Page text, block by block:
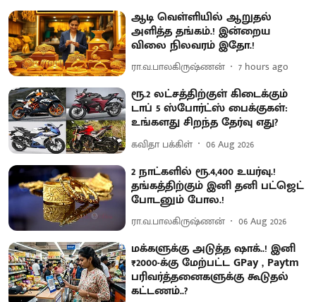
ஆடி வெள்ளியில் ஆறுதல்
அளித்த தங்கம்.! இன்றைய
விலை நிலவரம் இதோ.!
ரா.வ.பாலகிருஷ்ணன் 7 hours ago
ரூ.2 லட்சத்திற்குள் கிடைக்கும்
டாப் 5 ஸ்போர்ட்ஸ் பைக்குகள்:
உங்களது சிறந்த தேர்வு எது?
கவிதா பக்கிள் 06 Aug 2026
2 நாட்களில் ரூ.4,400 உயர்வு.!
தங்கத்திற்கும் இனி தனி பட்ஜெட்
போடனும் போல.!
ரா.வ.பாலகிருஷ்ணன் 06 Aug 2026
மக்களுக்கு அடுத்த ஷாக்..! இனி
₹2000-க்கு மேற்பட்ட GPay , Paytm
பரிவர்த்தனைகளுக்கு கூடுதல்
கட்டணம்..?